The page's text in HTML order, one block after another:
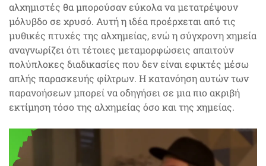
αλχημιστές θα μπορούσαν εύκολα να μετατρέψουν
μόλυβδο σε χρυσό. Αυτή η ιδέα προέρχεται από τις
μυθικές πτυχές της αλχημείας, ενώ η σύγχρονη χημεία
αναγνωρίζει ότι τέτοιες μεταμορφώσεις απαιτούν
πολύπλοκες διαδικασίες που δεν είναι εφικτές μέσω
απλής παρασκευής φίλτρων. Η κατανόηση αυτών των
παρανοήσεων μπορεί να οδηγήσει σε μια πιο ακριβή
εκτίμηση τόσο της αλχημείας όσο και της χημείας.